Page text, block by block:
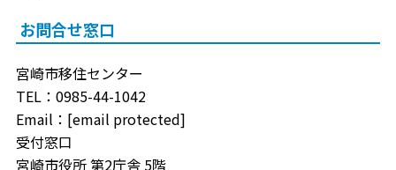
お問合せ窓口
宮崎市移住センター
TEL：0985-44-1042
Email：[email protected]
受付窓口
宮崎市役所 第2庁舎 5階